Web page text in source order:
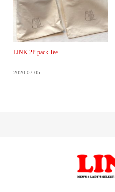
LINK 2P pack Tee
2020.07.05